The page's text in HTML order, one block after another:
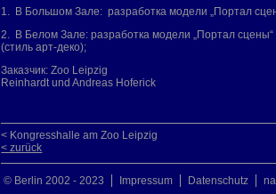
1. В Большом Зале: разработка модели
2. В Белом Зале: разработка модели „Портал
(стиль арт-деко);
Заказчик: Zoo Leipzig
Reinhardt und Andreas Hoferick
< Kongresshalle am Zoo Leipzig
< zurück
© Berlin 2002 - 2023 Impressum Datenschutz